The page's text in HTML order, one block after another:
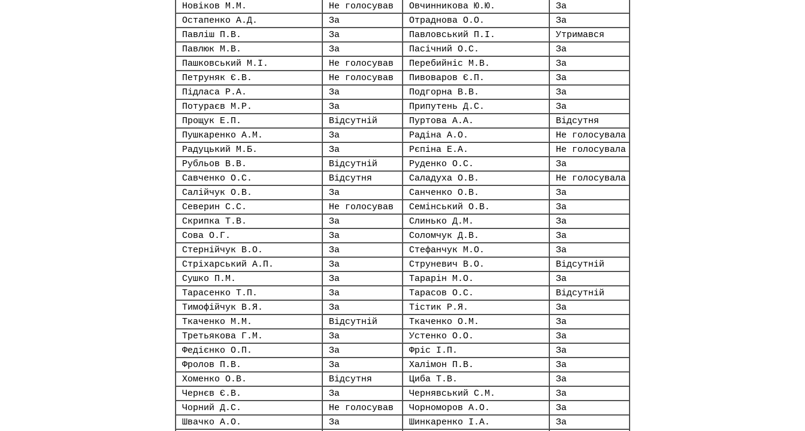
Новіков М.М.
Не голосував Овчинникова Ю.Ю.
За
Остапенко А.Д.
За Отраднова О.О.
За
Павліш П.В.
За Павловський П.І.
Утримався
Павлюк М.В.
За Пасічний О.С.
За
Пашковський М.І.
Не голосував Перебийніс М.В.
За
Петруняк Є.В.
Не голосував Пивоваров Є.П.
За
Підласа Р.А.
За Подгорна В.В.
За
Потураєв М.Р.
За Припутень Д.С.
За
Прощук Е.П.
Відсутній Пуртова А.А.
Відсутня
Пушкаренко А.М.
За Радіна А.О.
Не голосувала
Радуцький М.Б.
За Рєпіна Е.А.
Не голосувала
Рубльов В.В.
Відсутній Руденко О.С.
За
Савченко О.С.
Відсутня Саладуха О.В.
Не голосувала
Салійчук О.В.
За Санченко О.В.
За
Северин С.С.
Не голосував Семінський О.В.
За
Скрипка Т.В.
За Слинько Д.М.
За
Сова О.Г.
За Соломчук Д.В.
За
Стернійчук В.О.
За Стефанчук М.О.
За
Стріхарський А.П.
За Струневич В.О.
Відсутній
Сушко П.М.
За Тарарін М.О.
За
Тарасенко Т.П.
За Тарасов О.С.
Відсутній
Тимофійчук В.Я.
За Тістик Р.Я.
За
Ткаченко М.М.
Відсутній Ткаченко О.М.
За
Третьякова Г.М.
За Устенко О.О.
За
Федієнко О.П.
За Фріс І.П.
За
Фролов П.В.
За Халімон П.В.
За
Хоменко О.В.
Відсутня Циба Т.В.
За
Чернєв Є.В.
За Чернявський С.М.
За
Чорний Д.С.
Не голосував Чорноморов А.О.
За
Швачко А.О.
За Шинкаренко І.А.
За